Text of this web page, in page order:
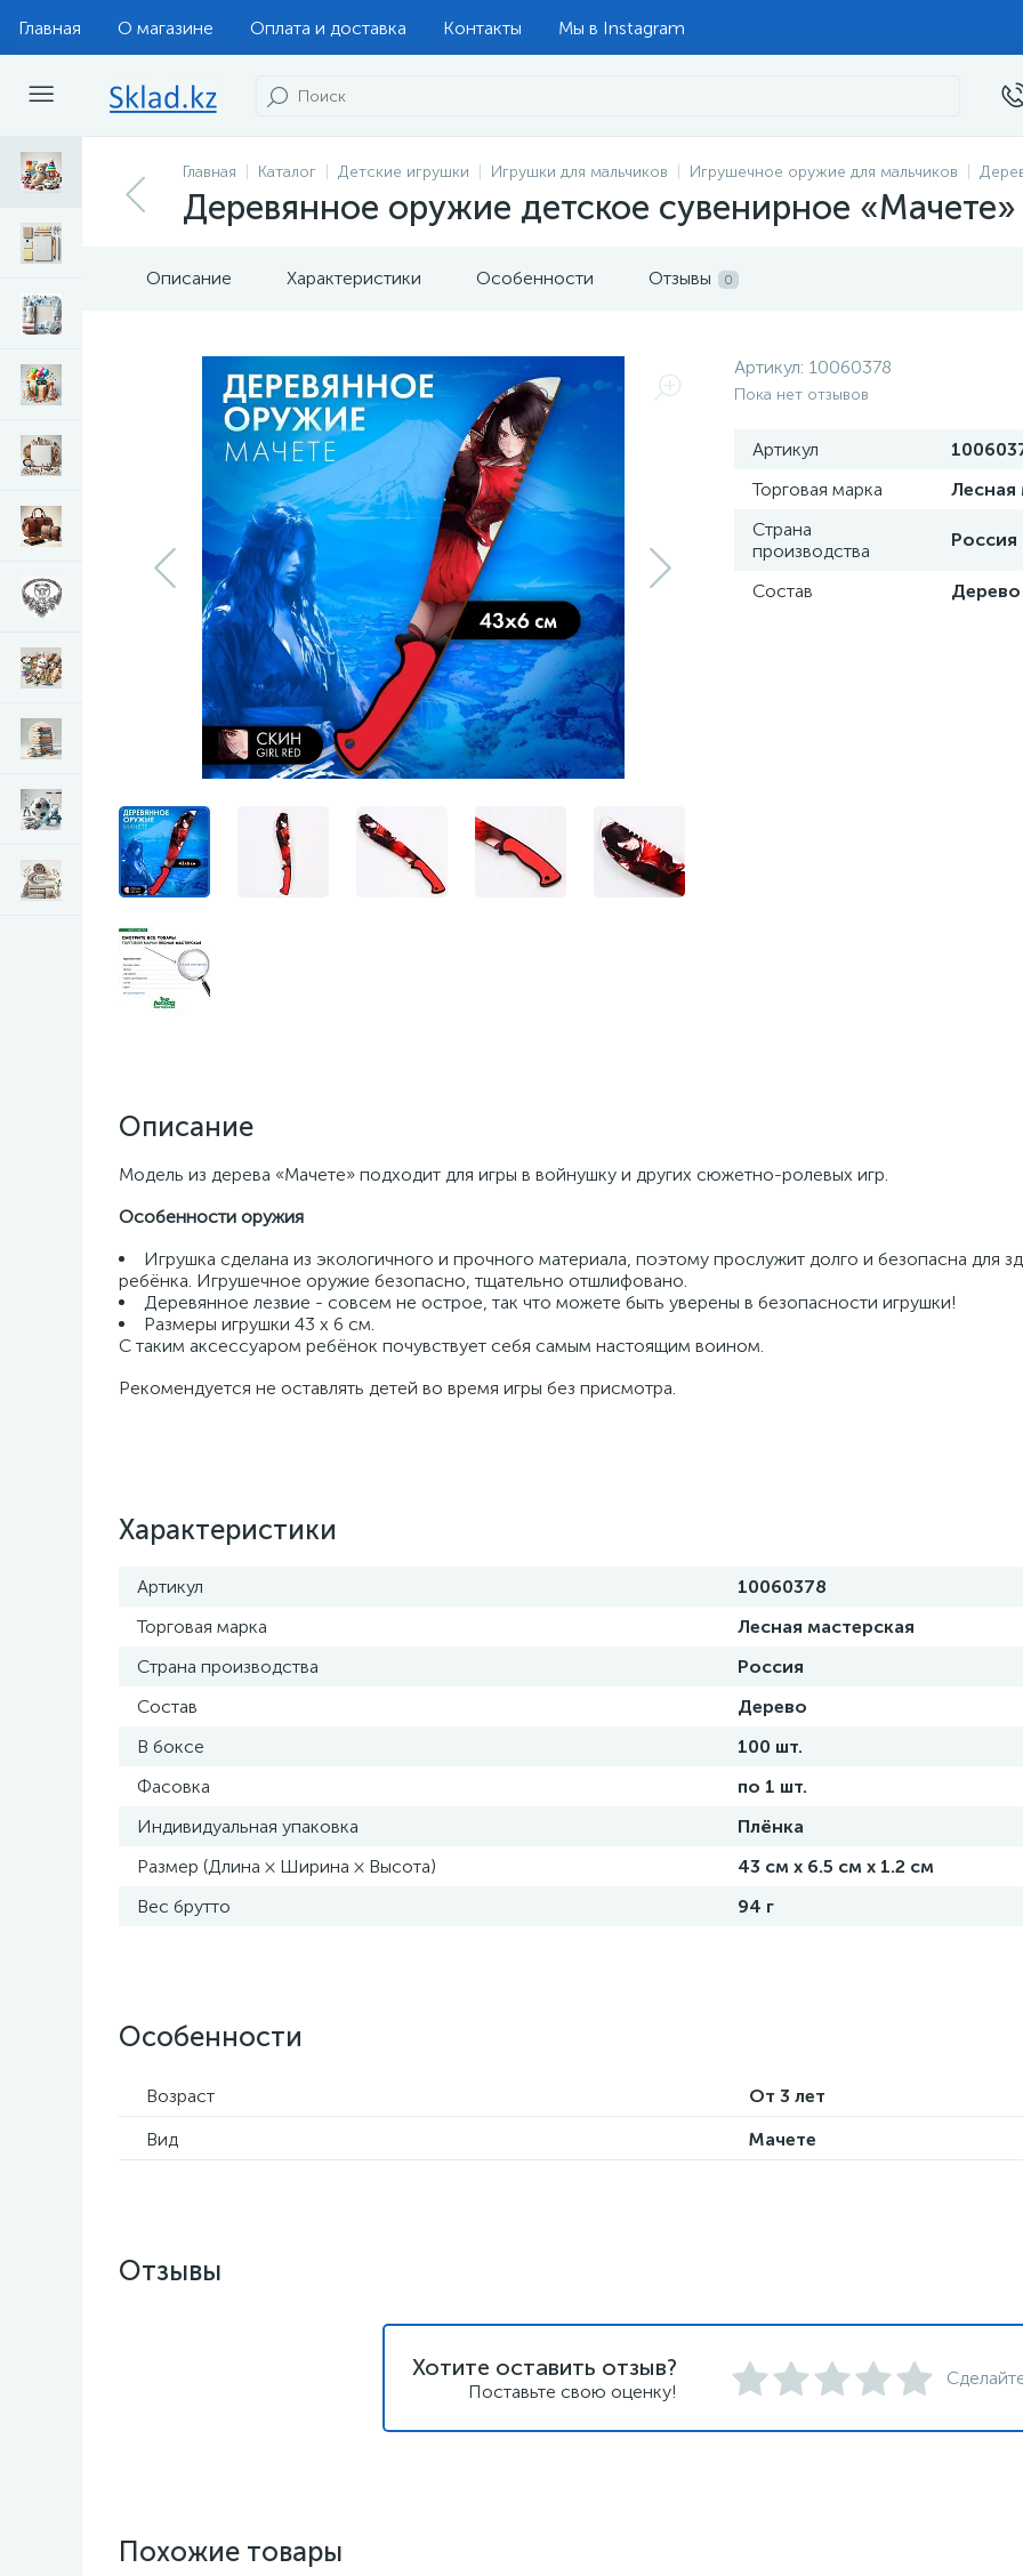
Главная О магазине Оплата и доставка Контакты Мы в Instagram
Главная Каталог Детские игрушки Игрушки для мальчиков Игрушечное оружие для мальчиков
Деревянное оружие детское сувенирное «Мачете»
Описание Характеристики Особенности Отзывы 0
Артикул: 10060378
Пока нет отзывов
Артикул
Торговая марка
Лесная
Страна
производства
Россия
Состав Дерево
Описание
Модель из дерева «Мачете» подходит для игры в войнушку и других сюжетно-ролевых игр.
Особенности оружия
Игрушка сделана из экологичного и прочного материала, поэтому прослужит долго и безопасна для
ребёнка. Игрушечное оружие безопасно, тщательно отшлифовано.
Деревянное лезвие - совсем не острое, так что можете быть уверены в безопасности игрушки!
Размеры игрушки 43 х 6 см.
С таким аксессуаром ребёнок почувствует себя самым настоящим воином.
Рекомендуется не оставлять детей во время игры без присмотра.
Характеристики
Артикул
10060378
Торговая марка
Лесная мастерская
Страна производства
Россия
Состав
Дерево
В боксе
100 шт.
Фасовка
по 1 шт.
Индивидуальная упаковка
Плёнка
Размер (Длина × Ширина × Высота)
43 см х 6.5 см х 1.2 см
Вес брутто
94 г
Особенности
Возраст
От 3 лет
Вид
Мачете
Отзывы
Хотите оставить отзыв?
Поставьте свою оценку!
Похожие товары